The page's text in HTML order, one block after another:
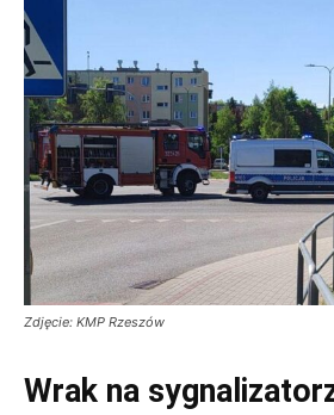
Zdjęcie: KMP Rzeszów
Wrak na